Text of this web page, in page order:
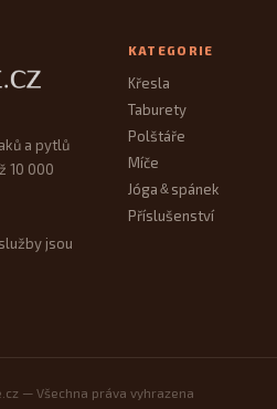
a pytlů
10 000
jsou
KATEGORIE
Křesla
Taburety
Polštáře
Míče
Jóga&spánek
Příslušenství
— Všechna práva vyhrazena